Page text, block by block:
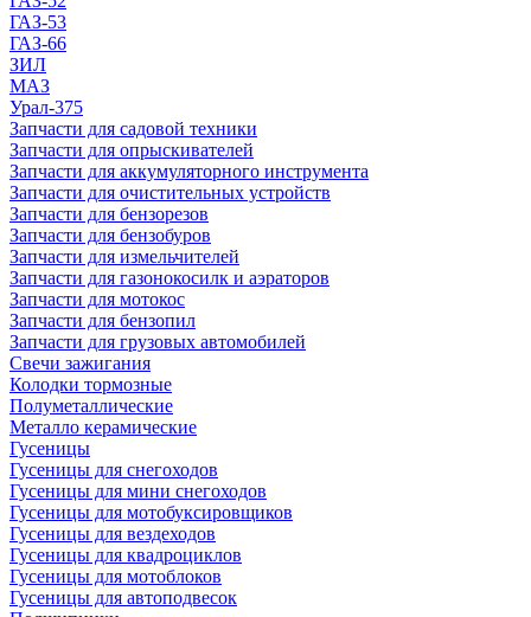
ГАЗ-53
ГАЗ-66
ЗИЛ
МАЗ
Урал-375
Запчасти для садовой техники
Запчасти для опрыскивателей
Запчасти для аккумуляторного инструмента
Запчасти для очистительных устройств
Запчасти для бензорезов
Запчасти для бензобуров
Запчасти для измельчителей
Запчасти для газонокосилк и аэраторов
Запчасти для мотокос
Запчасти для бензопил
Запчасти для грузовых автомобилей
Свечи зажигания
Колодки тормозные
Полуметаллические
Металло керамические
Гусеницы
Гусеницы для снегоходов
Гусеницы для мини снегоходов
Гусеницы для мотобуксировщиков
Гусеницы для вездеходов
Гусеницы для квадроциклов
Гусеницы для мотоблоков
Гусеницы для автоподвесок